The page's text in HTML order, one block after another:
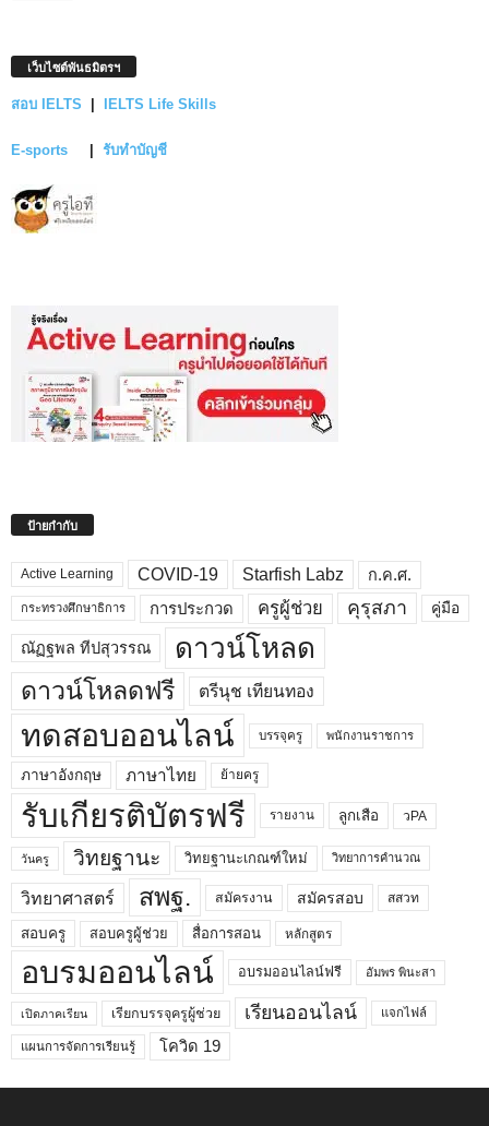
เว็บไซต์พันธมิตรฯ
สอบ IELTS IELTS Life Skills
E-sports รับทำบัญชี
ป้ายกำกับ
Active Learning COVID-19 Starfish Labz ก.ค.ศ.
กระทรวงศึกษาธิการ การประกวด ครูผู้ช่วย คุรุสภา คู่มือ
ณัฏฐพล ทีปสุวรรณ ดาวน์โหลด
ดาวน์โหลดฟรี ตรีนุช เทียนทอง
ทดสอบออนไลน์ บรรจุครู พนักงานราชการ
ภาษาอังกฤษ ภาษาไทย ย้ายครู
รับเกียรติบัตรฟรี รายงาน ลูกเสือ วPA
วันครู วิทยฐานะ วิทยฐานะเกณฑ์ใหม่ วิทยาการคำนวณ
วิทยาศาสตร์ สพฐ. สมัครงาน สมัครสอบ สสวท
สอบครู สอบครูผู้ช่วย สื่อการสอน หลักสูตร
อบรมออนไลน์ อบรมออนไลน์ฟรี อัมพร พินะสา
เปิดภาคเรียน เรียกบรรจุครูผู้ช่วย เรียนออนไลน์ แจกไฟล์
แผนการจัดการเรียนรู้ โควิด 19